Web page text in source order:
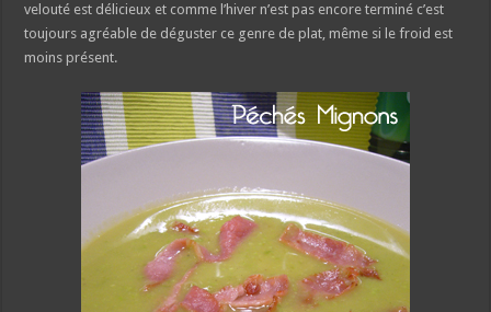
velouté est délicieux et comme l’hiver n’est pas encore terminé c’est
toujours agréable de déguster ce genre de plat, même si le froid est
moins présent.